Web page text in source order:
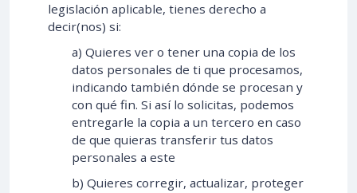
legislación aplicable, tienes derecho a
decir(nos) si:
a) Quieres ver o tener una copia de los
datos personales de ti que procesamos,
indicando también dónde se procesan y
con qué fin. Si así lo solicitas, podemos
entregarle la copia a un tercero en caso
de que quieras transferir tus datos
personales a este
b) Quieres corregir, actualizar, proteger